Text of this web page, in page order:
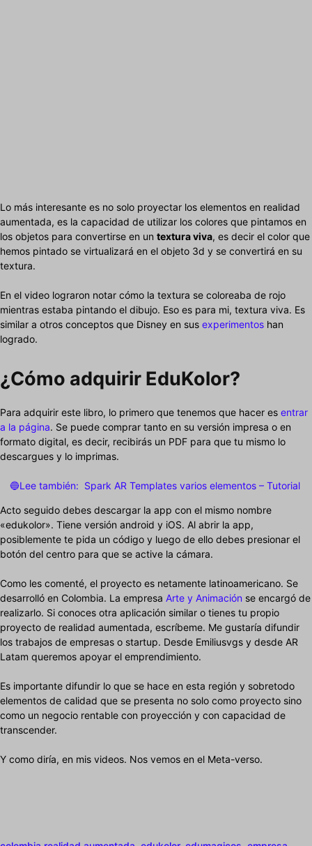
Lo más interesante es no solo proyectar los elementos en realidad
aumentada, es la capacidad de utilizar los colores que pintamos en
los objetos para convertirse en un textura viva, es decir el color que
hemos pintado se virtualizará en el objeto 3d y se convertirá en su
textura.
En el video lograron notar cómo la textura se coloreaba de rojo
mientras estaba pintando el dibujo. Eso es para mi, textura viva. Es
similar a otros conceptos que Disney en sus experimentos han
logrado.
¿Cómo adquirir EduKolor?
Para adquirir este libro, lo primero que tenemos que hacer es entrar
a la página. Se puede comprar tanto en su versión impresa o en
formato digital, es decir, recibirás un PDF para que tu mismo lo
descargues y lo imprimas.
🔵Lee también: Spark AR Templates varios elementos – Tutorial
Acto seguido debes descargar la app con el mismo nombre
«edukolor». Tiene versión android y iOS. Al abrir la app,
posiblemente te pida un código y luego de ello debes presionar el
botón del centro para que se active la cámara.
Como les comenté, el proyecto es netamente latinoamericano. Se
desarrolló en Colombia. La empresa Arte y Animación se encargó de
realizarlo. Si conoces otra aplicación similar o tienes tu propio
proyecto de realidad aumentada, escríbeme. Me gustaría difundir
los trabajos de empresas o startup. Desde Emiliusvgs y desde AR
Latam queremos apoyar el emprendimiento.
Es importante difundir lo que se hace en esta región y sobretodo
elementos de calidad que se presenta no solo como proyecto sino
como un negocio rentable con proyección y con capacidad de
transcender.
Y como diría, en mis videos. Nos vemos en el Meta-verso.